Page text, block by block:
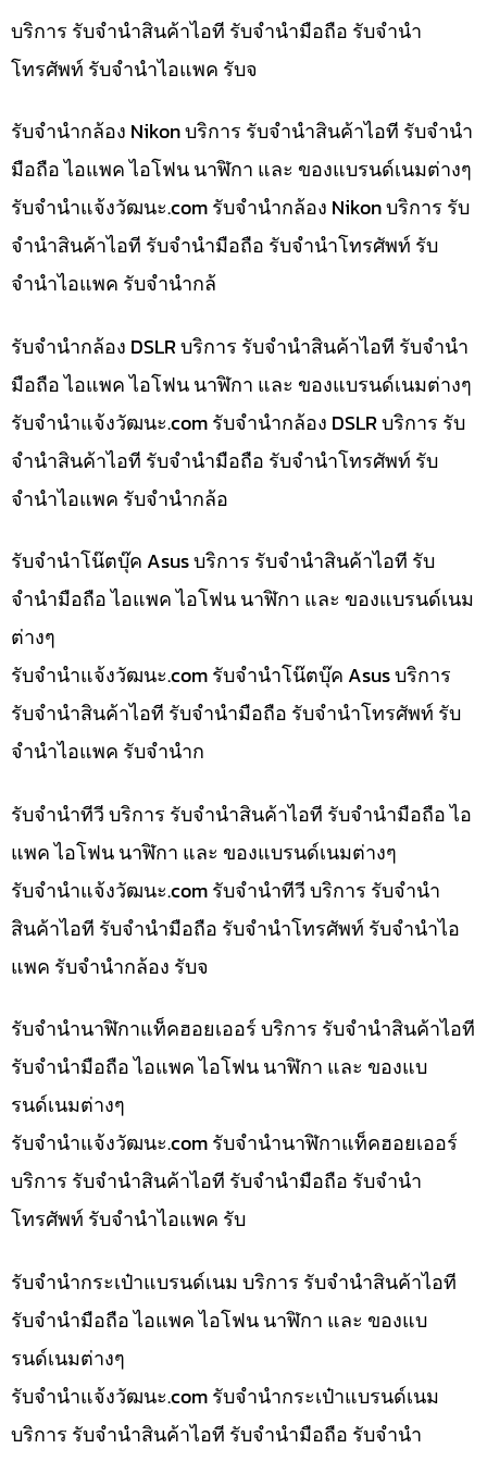
บริการ รับจำนำสินค้าไอที รับจำนำมือถือ รับจำนำ
โทรศัพท์ รับจำนำไอแพค รับจ
รับจำนำกล้อง Nikon บริการ รับจำนำสินค้าไอที รับจำนำ
มือถือ ไอแพค ไอโฟน นาฬิกา และ ของแบรนด์เนมต่างๆ
รับจํานําแจ้งวัฒนะ.com รับจำนำกล้อง Nikon บริการ รับ
จำนำสินค้าไอที รับจำนำมือถือ รับจำนำโทรศัพท์ รับ
จำนำไอแพค รับจำนำกล้
รับจำนำกล้อง DSLR บริการ รับจำนำสินค้าไอที รับจำนำ
มือถือ ไอแพค ไอโฟน นาฬิกา และ ของแบรนด์เนมต่างๆ
รับจํานําแจ้งวัฒนะ.com รับจำนำกล้อง DSLR บริการ รับ
จำนำสินค้าไอที รับจำนำมือถือ รับจำนำโทรศัพท์ รับ
จำนำไอแพค รับจำนำกล้อ
รับจำนำโน๊ตบุ๊ค Asus บริการ รับจำนำสินค้าไอที รับ
จำนำมือถือ ไอแพค ไอโฟน นาฬิกา และ ของแบรนด์เนม
ต่างๆ
รับจํานําแจ้งวัฒนะ.com รับจำนำโน๊ตบุ๊ค Asus บริการ
รับจำนำสินค้าไอที รับจำนำมือถือ รับจำนำโทรศัพท์ รับ
จำนำไอแพค รับจำนำก
รับจำนำทีวี บริการ รับจำนำสินค้าไอที รับจำนำมือถือ ไอ
แพค ไอโฟน นาฬิกา และ ของแบรนด์เนมต่างๆ
รับจํานําแจ้งวัฒนะ.com รับจำนำทีวี บริการ รับจำนำ
สินค้าไอที รับจำนำมือถือ รับจำนำโทรศัพท์ รับจำนำไอ
แพค รับจำนำกล้อง รับจ
รับจำนำนาฬิกาแท็คฮอยเออร์ บริการ รับจำนำสินค้าไอที
รับจำนำมือถือ ไอแพค ไอโฟน นาฬิกา และ ของแบ
รนด์เนมต่างๆ
รับจํานําแจ้งวัฒนะ.com รับจำนำนาฬิกาแท็คฮอยเออร์
บริการ รับจำนำสินค้าไอที รับจำนำมือถือ รับจำนำ
โทรศัพท์ รับจำนำไอแพค รับ
รับจำนำกระเป๋าแบรนด์เนม บริการ รับจำนำสินค้าไอที
รับจำนำมือถือ ไอแพค ไอโฟน นาฬิกา และ ของแบ
รนด์เนมต่างๆ
รับจํานําแจ้งวัฒนะ.com รับจำนำกระเป๋าแบรนด์เนม
บริการ รับจำนำสินค้าไอที รับจำนำมือถือ รับจำนำ